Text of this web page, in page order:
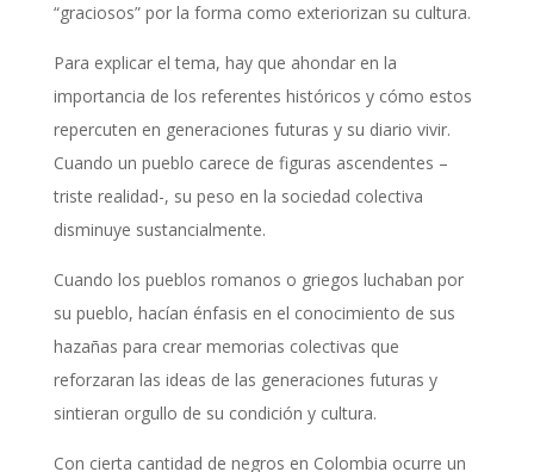
“graciosos” por la forma como exteriorizan su cultura.
Para explicar el tema, hay que ahondar en la
importancia de los referentes históricos y cómo estos
repercuten en generaciones futuras y su diario vivir.
Cuando un pueblo carece de figuras ascendentes –
triste realidad-, su peso en la sociedad colectiva
disminuye sustancialmente.
Cuando los pueblos romanos o griegos luchaban por
su pueblo, hacían énfasis en el conocimiento de sus
hazañas para crear memorias colectivas que
reforzaran las ideas de las generaciones futuras y
sintieran orgullo de su condición y cultura.
Con cierta cantidad de negros en Colombia ocurre un